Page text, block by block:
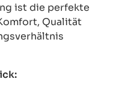
ist die perfekte
Qualität